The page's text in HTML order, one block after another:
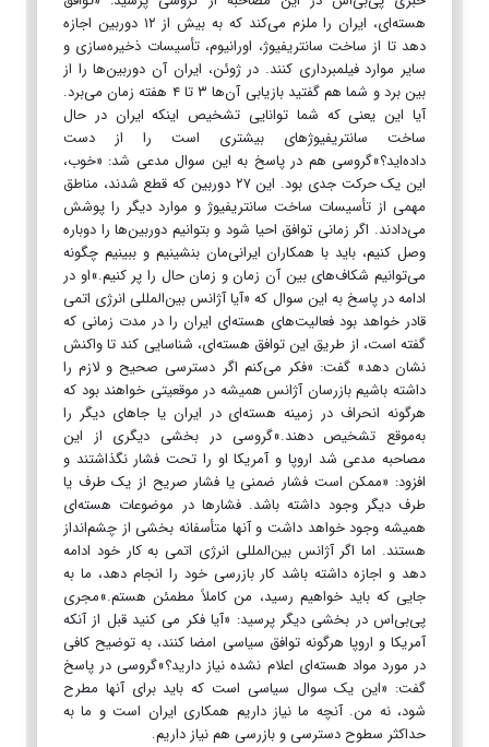
هسته‌ای، ایران را ملزم می‌کند که به بیش از ۱۲ دوربین اجازه
دهد تا از ساخت سانتریفیوژ، اورانیوم، تأسیسات ذخیره‌سازی و
سایر موارد فیلمبرداری کنند. در ژوئن، ایران آن دوربین‌ها را از
بین برد و شما هم گفتید بازیابی آن‌ها ۳ تا ۴ هفته زمان می‌برد.
آیا این یعنی که شما توانایی تشخیص اینکه ایران در حال
ساخت سانتریفیوژ‌های بیشتری است را از دست
داده‌اید؟»گروسی هم در پاسخ به این سوال مدعی شد: «خوب،
این یک حرکت جدی بود. این ۲۷ دوربین که قطع شدند، مناطق
مهمی از تأسیسات ساخت سانتریفیوژ و موارد دیگر را پوشش
می‌دادند. اگر زمانی توافق احیا شود و بتوانیم دوربین‌ها را دوباره
وصل کنیم، باید با همکاران ایرانی‌مان بنشینیم و ببینیم چگونه
می‌توانیم شکاف‌های بین آن زمان و زمان حال را پر کنیم.»او در
ادامه در پاسخ به این سوال که «آیا آژانس بین‌المللی انرژی اتمی
قادر خواهد بود فعالیت‌های هسته‌ای ایران را در مدت زمانی که
گفته است، از طریق این توافق هسته‌ای، شناسایی کند تا واکنش
نشان دهد» گفت: «فکر می‌کنم اگر دسترسی صحیح و لازم را
داشته باشیم بازرسان آژانس همیشه در موقعیتی خواهند بود که
هرگونه انحراف در زمینه هسته‌ای در ایران یا جا‌های دیگر را
به‌موقع تشخیص دهند.»گروسی در بخشی دیگری از این
مصاحبه مدعی شد اروپا و آمریکا او را تحت فشار نگذاشتند و
افزود: «ممکن است فشار ضمنی یا فشار صریح از یک طرف یا
طرف دیگر وجود داشته باشد. فشارها در موضوعات هسته‌ای
همیشه وجود خواهد داشت و آنها متأسفانه بخشی از چشم‌انداز
هستند. اما اگر آژانس بین‌المللی انرژی اتمی به کار خود ادامه
دهد و اجازه داشته باشد کار بازرسی خود را انجام دهد، ما به
جایی که باید خواهیم رسید، من کاملاً مطمئن هستم.»مجری
پی‌بی‌اس در بخشی دیگر پرسید: «آیا فکر می کنید قبل از آنکه
آمریکا و اروپا هرگونه توافق سیاسی امضا کنند، به توضیح کافی
در مورد مواد هسته‌ای اعلام نشده نیاز دارید؟»گروسی در پاسخ
گفت: «این یک سوال سیاسی است که باید برای آنها مطرح
شود، نه من. آنچه ما نیاز داریم همکاری ایران است و ما به
حداکثر سطوح دسترسی و بازرسی هم نیاز داریم.